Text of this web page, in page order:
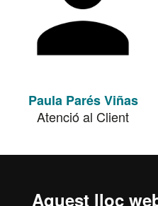
Aquest lloc
Paula Parés Viñas
Atenció al Client